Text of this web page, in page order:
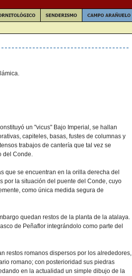
un "vicus" Bajo Imperial, se hallan
capiteles, basas, fustes de columnas y
trabajos de cantería que tal vez se
del Conde.
que se encuentran en la orilla derecha del
por la situación del puente del Conde, cuyo
como única medida segura de
quedan restos de la planta de la atalaya.
de Peñaflor integrándolo como parte del
restos romanos dispersos por los alrededores,
romano; con posterioridad sus piedras
en la actualidad un simple dibujo de la